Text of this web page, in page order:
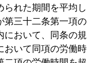
れた期間を平均し
第三十二条第一項の
おいて、同条の規
おいて同項の労働時